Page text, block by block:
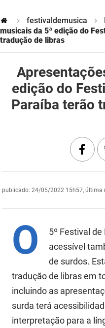
Controladoria Geral do Estado
Cultura
Desenvolvimento e da Articulação
Desenvolvimento Humano
Secretaria de Governo
Juventude, Esporte e Lazer
Meio Ambiente e Sustentabilidade
Mulher e da Diversidade Humana
Procuradoria Geral do Estado
Codata
Companhia Docas
DETRAN
FAC
Fundação Casa de José Américo
FUNDAC
FUNESC
festivaldemusica
musicais da 5ª edição do
tradução de libras
edição do
Paraíba terão
publicado: 24/05/2022 15h57, última
O
5º Festival
acessível
de surdos.
tradução de libras em
incluindo as
surda terá
interpretação para a